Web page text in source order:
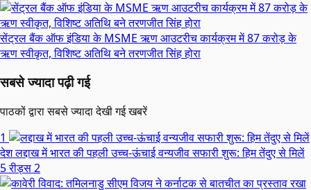
सेंट्रल बैंक ऑफ इंडिया के MSME ऋण आउटरीच कार्यक्रम में 87 करोड़ के
ऋण स्वीकृत, विशिष्ट अतिथि बने तरणजीत सिंह होरा
सबसे ज्यादा पढ़ी गई
पाठकों द्वारा सबसे ज्यादा देखी गई खबरें
1
देशलद्दाख में भारत की पहली उच्च-ऊंचाई वन्यजीव सफारी शुरू: हिम तेंदुए से मिलें
5 रीड्स2